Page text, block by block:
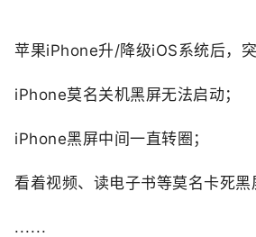
苹果iPhone升/降级iOS系统后，突
iPhone莫名关机黑屏无法启动；
iPhone黑屏中间一直转圈；
看着视频、读电子书等莫名卡死黑
......